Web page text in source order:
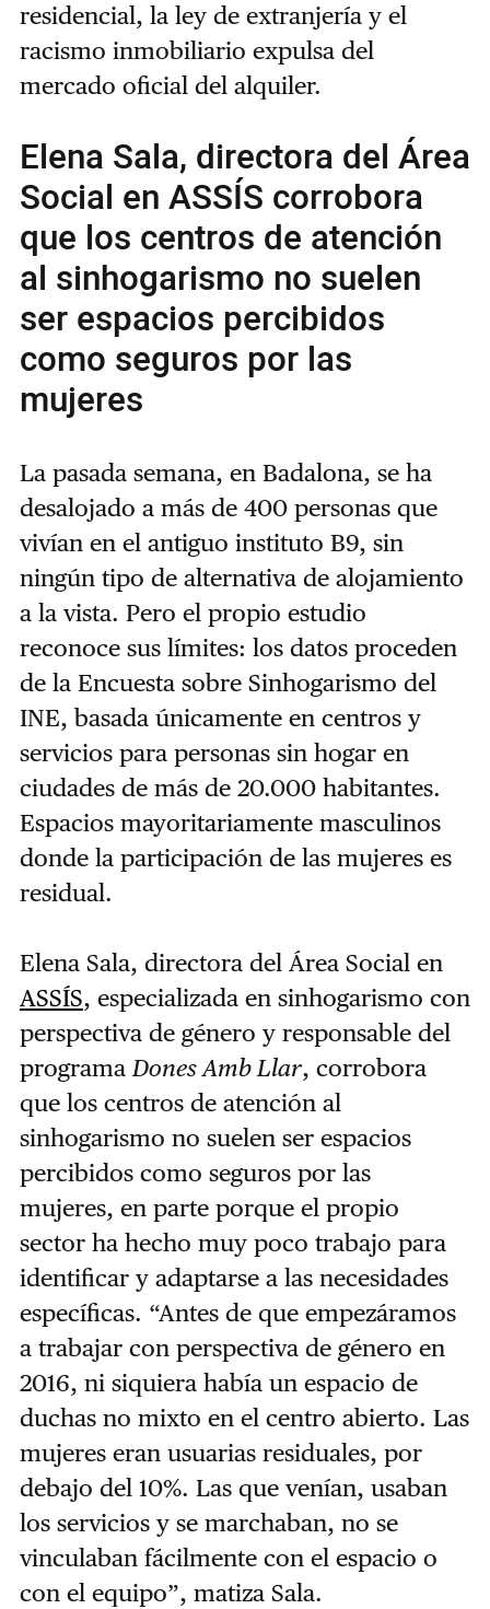
residencial, la ley de extranjería y el
racismo inmobiliario expulsa del
mercado oficial del alquiler.
Elena Sala, directora del Área
Social en ASSÍS corrobora
que los centros de atención
al sinhogarismo no suelen
ser espacios percibidos
como seguros por las
mujeres
La pasada semana, en Badalona, se ha
desalojado a más de 400 personas que
vivían en el antiguo instituto B9, sin
ningún tipo de alternativa de alojamiento
a la vista. Pero el propio estudio
reconoce sus límites: los datos proceden
de la Encuesta sobre Sinhogarismo del
INE, basada únicamente en centros y
servicios para personas sin hogar en
ciudades de más de 20.000 habitantes.
Espacios mayoritariamente masculinos
donde la participación de las mujeres es
residual.
Elena Sala, directora del Área Social en
ASSÍS, especializada en sinhogarismo con
perspectiva de género y responsable del
programaDones Amb Llar, corrobora
que los centros de atención al
sinhogarismo no suelen ser espacios
percibidos como seguros por las
mujeres, en parte porque el propio
sector ha hecho muy poco trabajo para
identificar y adaptarse a las necesidades
específicas. “Antes de que empezáramos
a trabajar con perspectiva de género en
2016, ni siquiera había un espacio de
duchas no mixto en el centro abierto. Las
mujeres eran usuarias residuales, por
debajo del 10%. Las que venían, usaban
los servicios y se marchaban, no se
vinculaban fácilmente con el espacio o
con el equipo”, matiza Sala.